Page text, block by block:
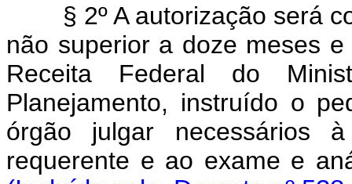
§ 2º A autorização será
não superior a doze meses
Receita Federal do
Planejamento, instruído o
órgão julgar necessários
requerente e ao exame e